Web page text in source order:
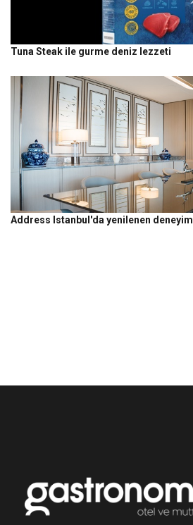
Tuna Steak ile gurme deniz lezzeti
Address Istanbul'da yenilenen deneyim